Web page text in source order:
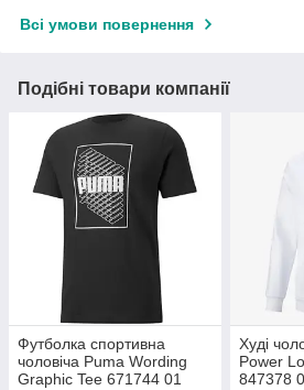
Всі умови повернення
Подібні товари компанії
Футболка спортивна
чоловіча Puma Wording
Graphic Tee 671744 01
Худі
Power
847378